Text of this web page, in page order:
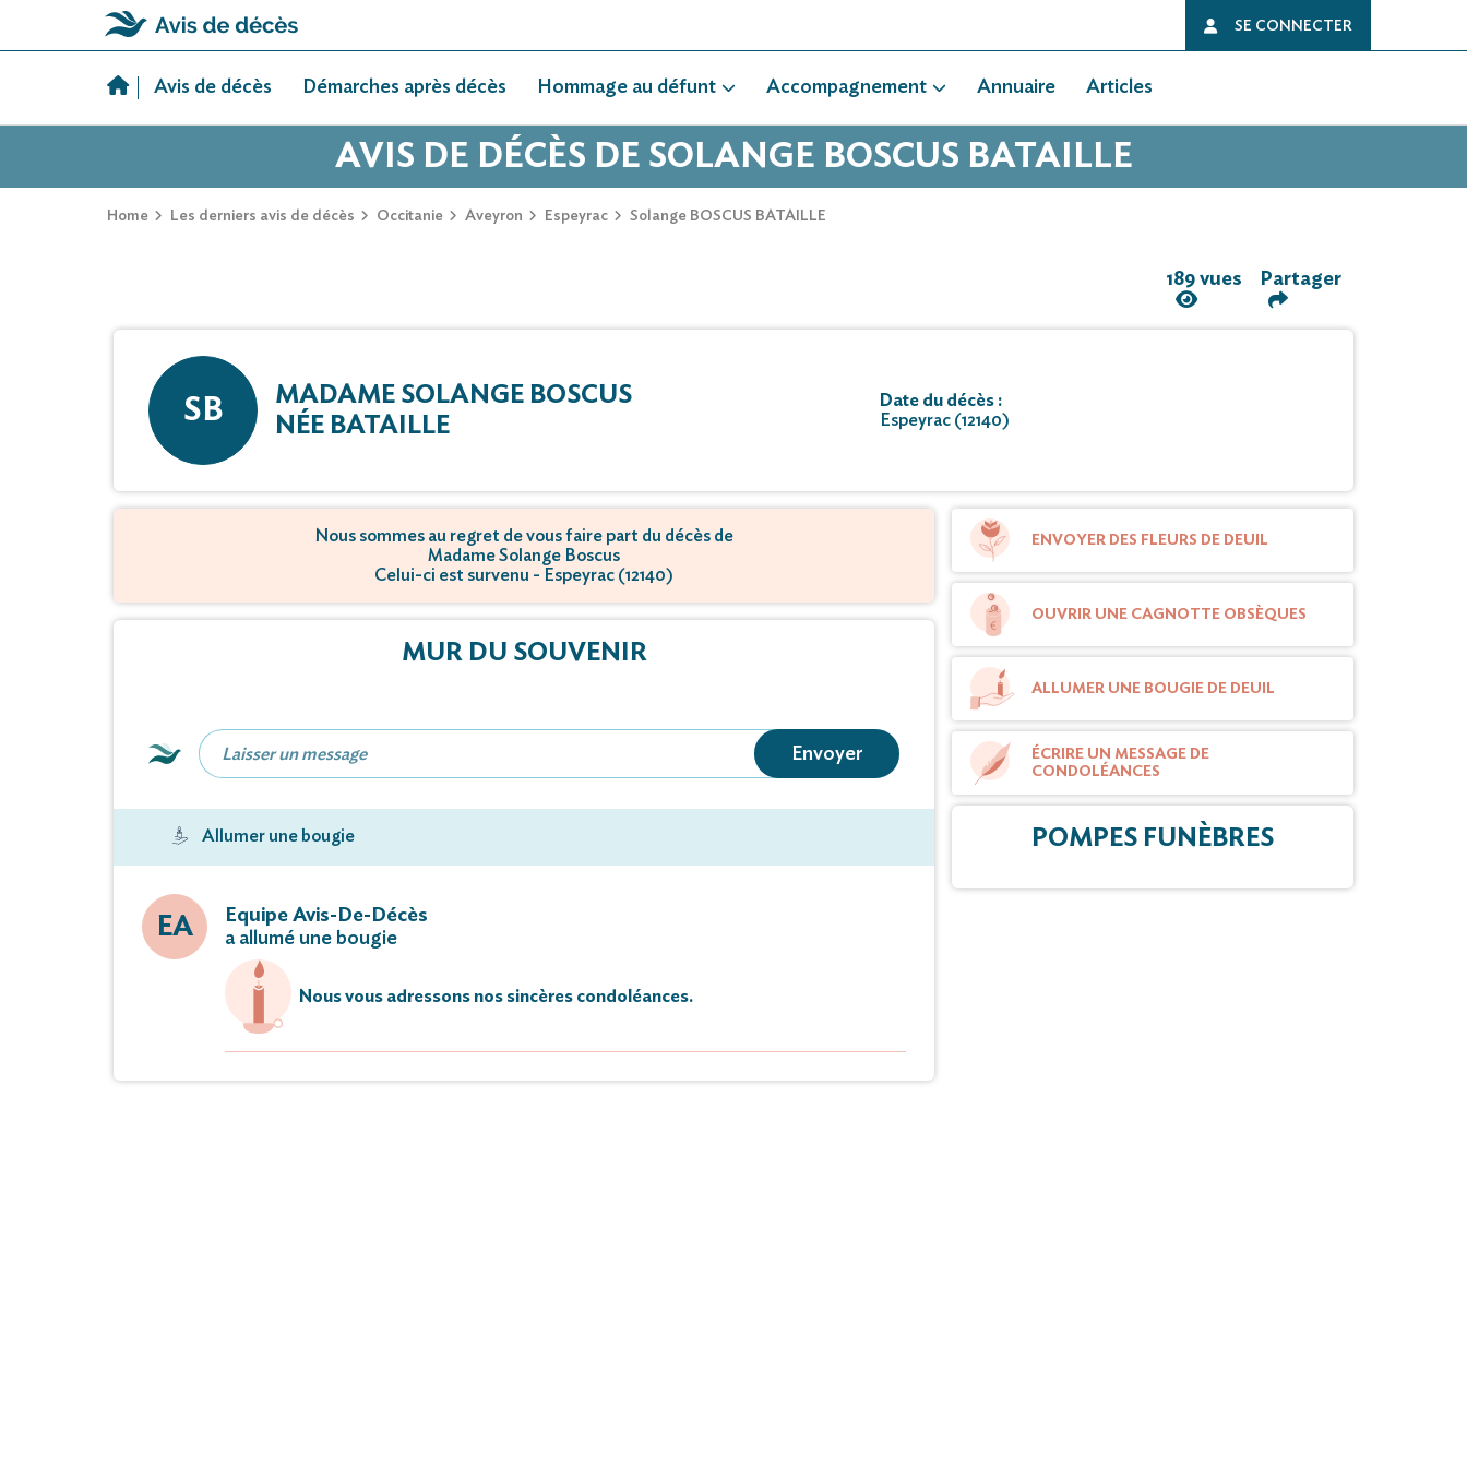
SE CONNECTER
Avis de décès Démarches après décès Hommage au défunt Accompagnement Annuaire Articles
AVIS DE DÉCÈS DE SOLANGE BOSCUS BATAILLE
Home Les derniers avis de décès Occitanie Aveyron Espeyrac Solange BOSCUS BATAILLE
189 vues Partager
SB
MADAME SOLANGE BOSCUS
NÉE BATAILLE
Date du décès :
Espeyrac (12140)
Nous sommes au regret de vous faire part du décès de
Madame Solange Boscus
Celui-ci est survenu - Espeyrac (12140)
MUR DU SOUVENIR
Envoyer
Allumer une bougie
EA
Equipe Avis-De-Décès
a allumé une bougie
Nous vous adressons nos sincères condoléances.
ENVOYER DES FLEURS DE DEUIL
OUVRIR UNE CAGNOTTE OBSÈQUES
ALLUMER UNE BOUGIE DE DEUIL
ÉCRIRE UN MESSAGE DE
CONDOLÉANCES
POMPES FUNÈBRES